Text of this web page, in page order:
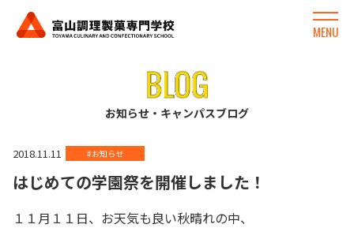
MENU
お知らせ・キャンパスブログ
2018.11.11 #お知らせ
はじめての学園祭を開催しました！
１１月１１日、お天気も良い秋晴れの中、